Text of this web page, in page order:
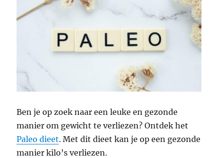
Ben je op zoek naar een leuke en gezonde
manier om gewicht te verliezen? Ontdek het
Paleo dieet. Met dit dieet kan je op een gezonde
manier kilo’s verliezen.